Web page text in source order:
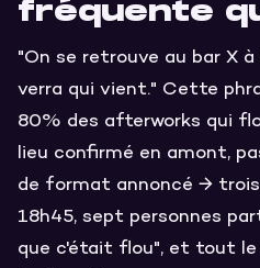
fréquente
"On se retrouve au bar X
verra qui vient." Cette
80% des afterworks qui
lieu confirmé en amont,
de format annoncé → trois
18h45, sept personnes
que c'était flou", et tout